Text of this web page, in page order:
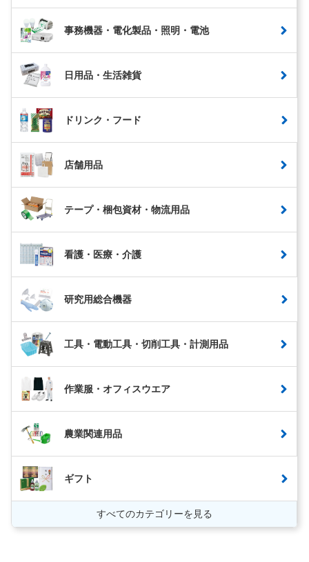
事務機器・電化製品・照明・電池
日用品・生活雑貨
ドリンク・フード
店舗用品
テープ・梱包資材・物流用品
看護・医療・介護
研究用総合機器
工具・電動工具・切削工具・計測用品
作業服・オフィスウエア
農業関連用品
ギフト
すべてのカテゴリーを見る